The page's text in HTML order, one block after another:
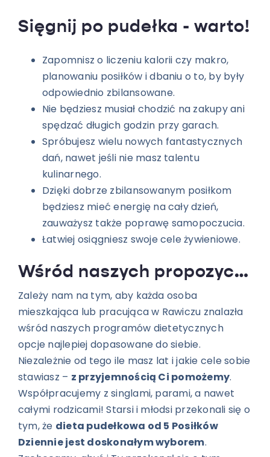
Sięgnij po pudełka - warto!
Zapomnisz o liczeniu kalorii czy makro,
planowaniu posiłków i dbaniu o to, by były
odpowiednio zbilansowane.
Nie będziesz musiał chodzić na zakupy ani
spędzać długich godzin przy garach.
Spróbujesz wielu nowych fantastycznych
dań, nawet jeśli nie masz talentu
kulinarnego.
Dzięki dobrze zbilansowanym posiłkom
będziesz mieć energię na cały dzień,
zauważysz także poprawę samopoczucia.
Łatwiej osiągniesz swoje cele żywieniowe.
Wśród naszych propozycji każdy znajdzie coś dla siebie
Zależy nam na tym, aby każda osoba
mieszkająca lub pracująca w Rawiczu znalazła
wśród naszych programów dietetycznych
opcje najlepiej dopasowane do siebie.
Niezależnie od tego ile masz lat i jakie cele sobie
stawiasz – z przyjemnością Ci pomożemy.
Współpracujemy z singlami, parami, a nawet
całymi rodzicami! Starsi i młodsi przekonali się o
tym, że dieta pudełkowa od 5 Posiłków
Dziennie jest doskonałym wyborem.